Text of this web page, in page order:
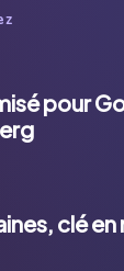
pour
clé en